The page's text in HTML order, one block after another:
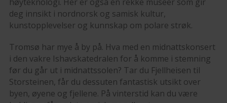
deg innsikt i nordnorsk og samisk kultur,
kunstopplevelser og kunnskap om polare strøk.
Tromsø har mye å by på. Hva med en midnattskonsert
i den vakre Ishavskatedralen for å komme i stemning
før du går ut i midnattssolen? Tar du Fjellheisen til
Storsteinen, får du dessuten fantastisk utsikt over
byen, øyene og fjellene. På vinterstid kan du være